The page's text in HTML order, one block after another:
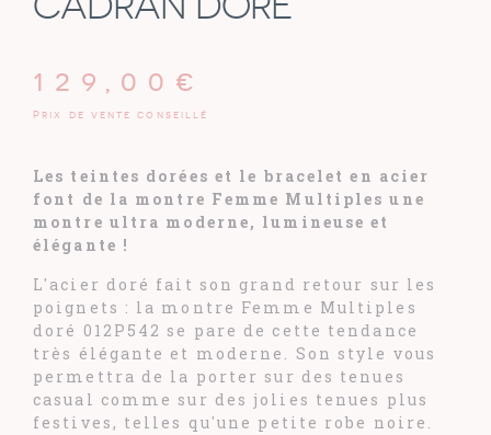
129,00 €
Prix de vente conseillé
Les teintes dorées et le bracelet en acier
font de la montre Femme Multiples une
montre ultra moderne, lumineuse et
élégante !
L'acier doré fait son grand retour sur les
poignets : la montre Femme Multiples
doré 012P542 se pare de cette tendance
très élégante et moderne. Son style vous
permettra de la porter sur des tenues
casual comme sur des jolies tenues plus
festives, telles qu'une petite robe noire.